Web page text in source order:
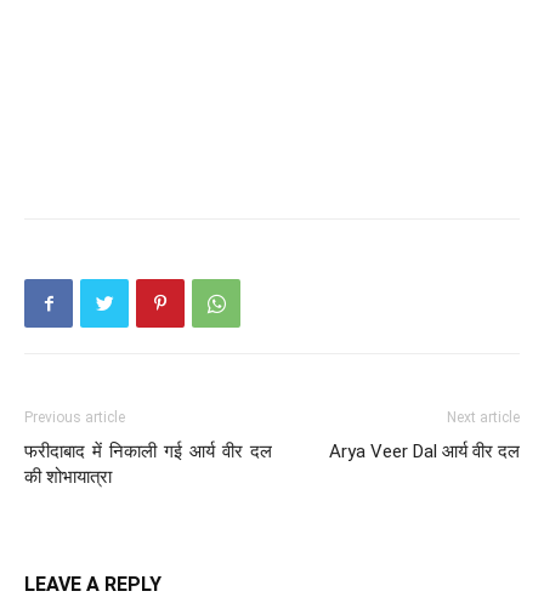
Previous article
फरीदाबाद में निकाली गई आर्य वीर दल
की शोभायात्रा
Next article
Arya Veer Dal आर्य वीर दल
LEAVE A REPLY